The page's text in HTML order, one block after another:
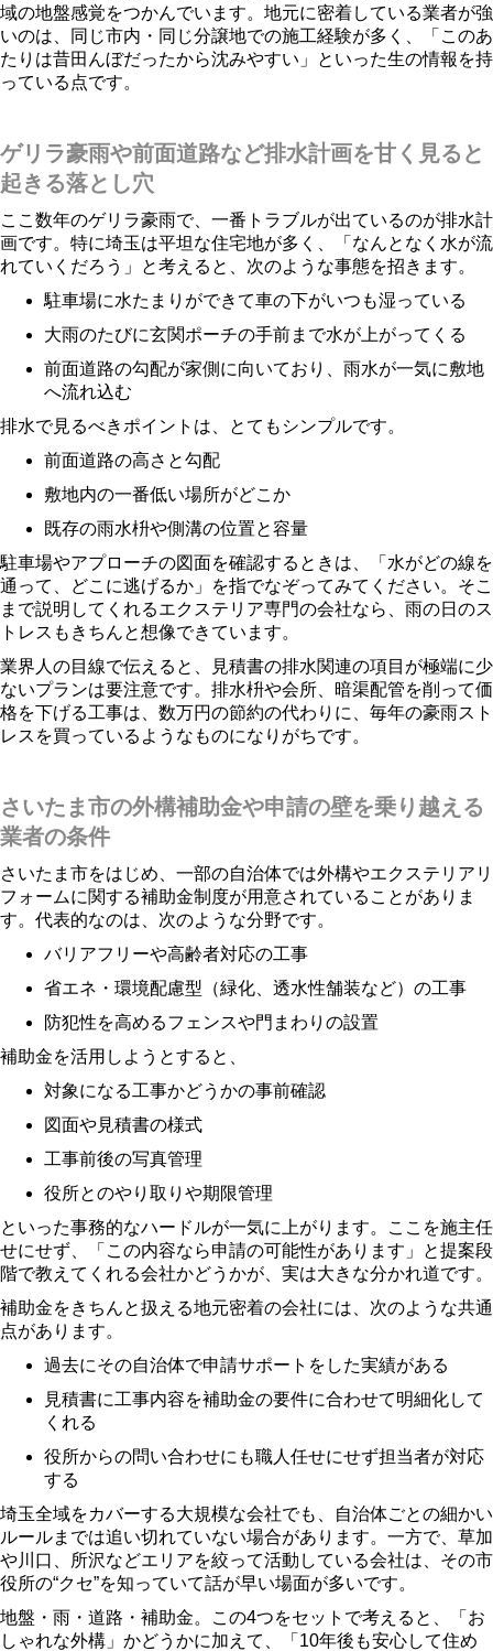
域の地盤感覚をつかんでいます。地元に密着している業者が強
いのは、同じ市内・同じ分譲地での施工経験が多く、「このあ
たりは昔田んぼだったから沈みやすい」といった生の情報を持
っている点です。
ゲリラ豪雨や前面道路など排水計画を甘く見ると
起きる落とし穴
ここ数年のゲリラ豪雨で、一番トラブルが出ているのが排水計
画です。特に埼玉は平坦な住宅地が多く、「なんとなく水が流
れていくだろう」と考えると、次のような事態を招きます。
駐車場に水たまりができて車の下がいつも湿っている
大雨のたびに玄関ポーチの手前まで水が上がってくる
前面道路の勾配が家側に向いており、雨水が一気に敷地
へ流れ込む
排水で見るべきポイントは、とてもシンプルです。
前面道路の高さと勾配
敷地内の一番低い場所がどこか
既存の雨水枡や側溝の位置と容量
駐車場やアプローチの図面を確認するときは、「水がどの線を
通って、どこに逃げるか」を指でなぞってみてください。そこ
まで説明してくれるエクステリア専門の会社なら、雨の日のス
トレスもきちんと想像できています。
業界人の目線で伝えると、見積書の排水関連の項目が極端に少
ないプランは要注意です。排水枡や会所、暗渠配管を削って価
格を下げる工事は、数万円の節約の代わりに、毎年の豪雨スト
レスを買っているようなものになりがちです。
さいたま市の外構補助金や申請の壁を乗り越える
業者の条件
さいたま市をはじめ、一部の自治体では外構やエクステリアリ
フォームに関する補助金制度が用意されていることがありま
す。代表的なのは、次のような分野です。
バリアフリーや高齢者対応の工事
省エネ・環境配慮型（緑化、透水性舗装など）の工事
防犯性を高めるフェンスや門まわりの設置
補助金を活用しようとすると、
対象になる工事かどうかの事前確認
図面や見積書の様式
工事前後の写真管理
役所とのやり取りや期限管理
といった事務的なハードルが一気に上がります。ここを施主任
せにせず、「この内容なら申請の可能性があります」と提案段
階で教えてくれる会社かどうかが、実は大きな分かれ道です。
補助金をきちんと扱える地元密着の会社には、次のような共通
点があります。
過去にその自治体で申請サポートをした実績がある
見積書に工事内容を補助金の要件に合わせて明細化して
くれる
役所からの問い合わせにも職人任せにせず担当者が対応
する
埼玉全域をカバーする大規模な会社でも、自治体ごとの細かい
ルールまでは追い切れていない場合があります。一方で、草加
や川口、所沢などエリアを絞って活動している会社は、その市
役所の“クセ”を知っていて話が早い場面が多いです。
地盤・雨・道路・補助金。この4つをセットで考えると、「お
しゃれな外構」かどうかに加えて、「10年後も安心して住め